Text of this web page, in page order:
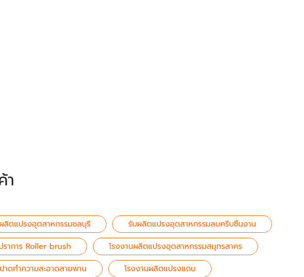
า
ลิตแปรงอุตสาหกรรมชลบุรี
รับผลิตแปรงอุตสาหกรรมลบครีบชิ้นงาน
าการ Roller brush
โรงงานผลิตแปรงอุตสาหกรรมสมุทรสาคร
าดทำความสะอาดสายพาน
โรงงานผลิตแปรงแถบ